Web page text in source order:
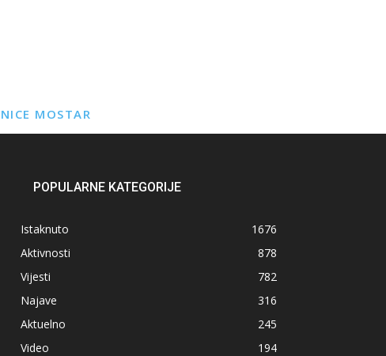
MOSTAR
POPULARNE KATEGORIJE
Istaknuto
1676
Aktivnosti
878
Vijesti
782
Najave
316
Aktuelno
245
Video
194